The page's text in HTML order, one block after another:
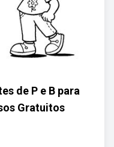
de P e B para
Gratuitos